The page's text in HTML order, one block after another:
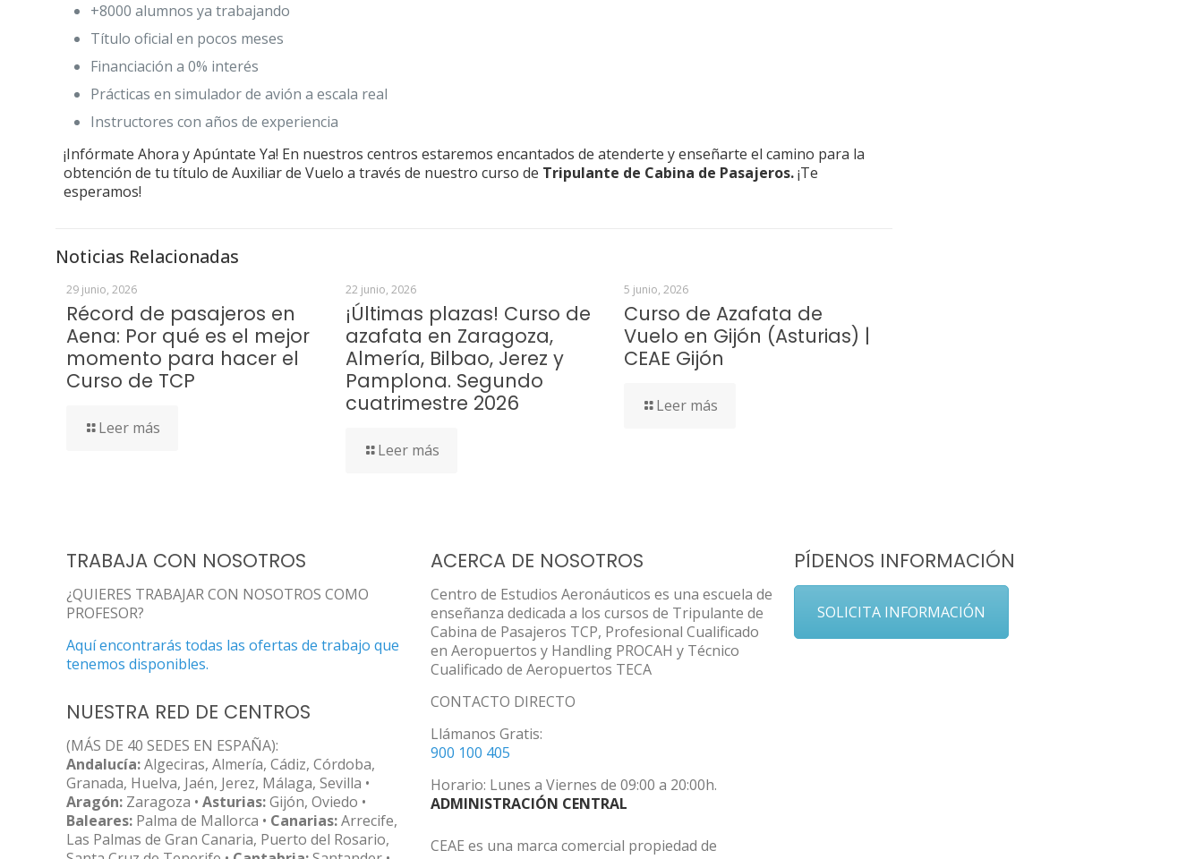
+8000 alumnos ya trabajando
Título oficial en pocos meses
Financiación a 0% interés
Prácticas en simulador de avión a escala real
Instructores con años de experiencia
¡Infórmate Ahora y Apúntate Ya! En nuestros centros estaremos encantados de atenderte y enseñarte el camino para la
obtención de tu título de Auxiliar de Vuelo a través de nuestro curso de Tripulante de Cabina de Pasajeros.¡Te
esperamos!
Noticias Relacionadas
29 junio, 2026
Récord de pasajeros en
Aena: Por qué es el mejor
momento para hacer el
Curso de TCP
Leer más
22 junio, 2026
¡Últimas plazas! Curso de
azafata en Zaragoza,
Almería, Bilbao, Jerez y
Pamplona. Segundo
cuatrimestre 2026
Leer más
5 junio, 2026
Curso de Azafata de
Vuelo en Gijón (Asturias) |
CEAE Gijón
Leer más
TRABAJA CON NOSOTROS
¿QUIERES TRABAJAR CON NOSOTROS COMO
PROFESOR?
Aquí encontrarás todas las ofertas de trabajo que
tenemos disponibles.
NUESTRA RED DE CENTROS
(MÁS DE 40 SEDES EN ESPAÑA):
Andalucía:Algeciras, Almería, Cádiz, Córdoba,
Granada, Huelva, Jaén, Jerez, Málaga, Sevilla •
Aragón: Zaragoza • Asturias:Gijón, Oviedo •
Baleares: Palma de Mallorca • Canarias:Arrecife,
Las Palmas de Gran Canaria, Puerto del Rosario,
ACERCA DE NOSOTROS
Centro de Estudios Aeronáuticos es una escuela de
enseñanza dedicada a los cursos de Tripulante de
Cabina de Pasajeros TCP, Profesional Cualificado
en Aeropuertos y Handling PROCAH y Técnico
Cualificado de Aeropuertos TECA
CONTACTO DIRECTO
Llámanos Gratis:
900 100 405
Horario: Lunes a Viernes de 09:00 a 20:00h.
ADMINISTRACIÓN CENTRAL
CEAE es una marca comercial propiedad de
PÍDENOS INFORMACIÓN
SOLICITA INFORMACIÓN